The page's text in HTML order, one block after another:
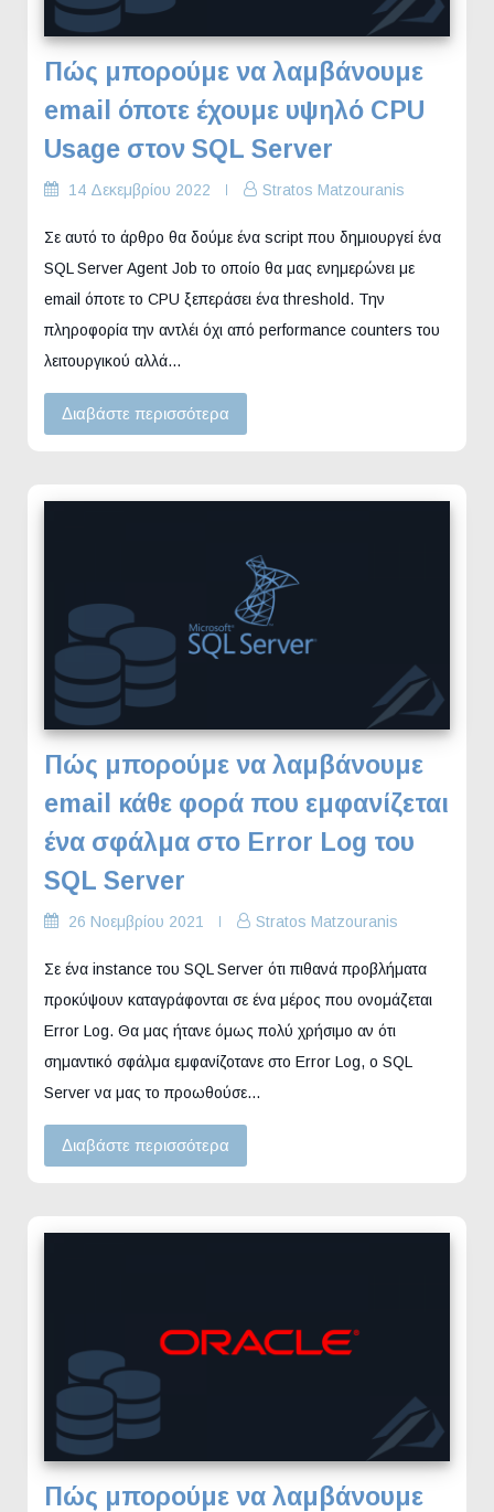
Πώς μπορούμε να λαμβάνουμε
email όποτε έχουμε υψηλό CPU
Usage στον SQL Server
14 Δεκεμβρίου 2022 Stratos Matzouranis
Σε αυτό το άρθρο θα δούμε ένα script που δημιουργεί ένα
SQL Server Agent Job το οποίο θα μας ενημερώνει με
email όποτε το CPU ξεπεράσει ένα threshold. Την
πληροφορία την αντλέι όχι από performance counters του
λειτουργικού αλλά…
Διαβάστε περισσότερα
Πώς μπορούμε να λαμβάνουμε
email κάθε φορά που εμφανίζεται
ένα σφάλμα στο Error Log του
SQL Server
26 Νοεμβρίου 2021 Stratos Matzouranis
Σε ένα instance του SQL Server ότι πιθανά προβλήματα
προκύψουν καταγράφονται σε ένα μέρος που ονομάζεται
Error Log. Θα μας ήτανε όμως πολύ χρήσιμο αν ότι
σημαντικό σφάλμα εμφανίζοτανε στο Error Log, ο SQL
Server να μας το προωθούσε…
Διαβάστε περισσότερα
Πώς μπορούμε να λαμβάνουμε